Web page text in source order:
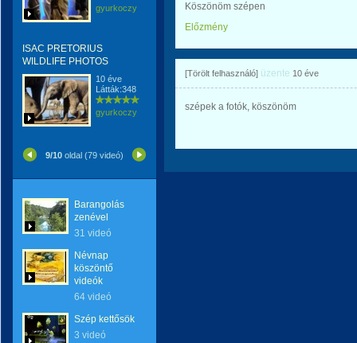
gyurkoczy
ISAC PRETORIUS
WILDLIFE PHOTOS
10 éve
Látták:348
gyurkoczy
9/10 oldal (79 videó)
Barangolás
zenével
31 videó
Névnap
köszöntő
videók
64 videó
Szép kettősök
3 videó
Köszönöm szépen
Előzmény
[Törölt felhasználó] üzente 10 éve
szépek a fotók, köszönöm